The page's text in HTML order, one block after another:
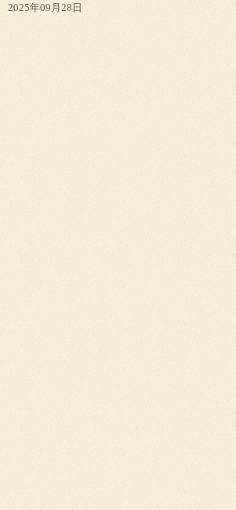
2025年09月28日